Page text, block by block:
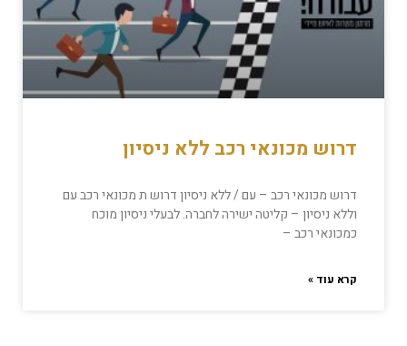
דרוש מכונאי רכב ללא ניסיון
דרוש מכונאי רכב – עם / ללא ניסיון דרוש ת מכונאי רכב עם
וללא ניסיון – קליטה ישירה לחברה. לבעלי ניסיון מוכח
כמכונאי רכב –
קרא עוד »